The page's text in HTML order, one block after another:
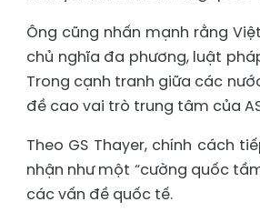
Ông cũng nhấn mạnh rằng
chủ nghĩa đa phương, luật
Trong cạnh tranh giữa các
đề cao vai trò trung tâm của
Theo GS Thayer, chính cách
nhận như một “cường quốc
các vấn đề quốc tế.